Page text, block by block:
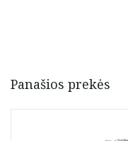
Panašios prekės